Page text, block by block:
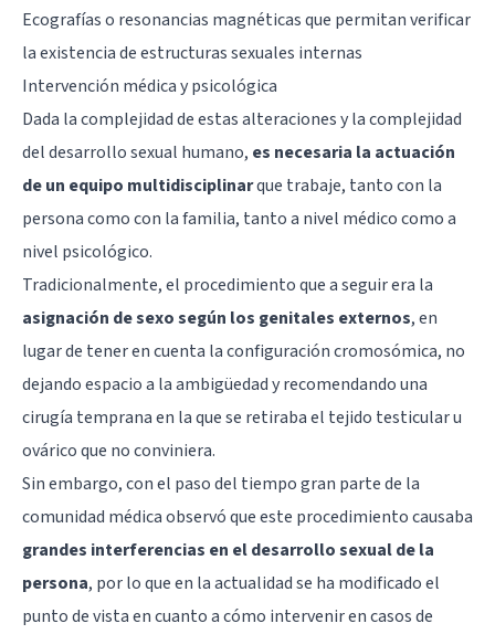
Ecografías o resonancias magnéticas que permitan verificar
la existencia de estructuras sexuales internas
Intervención médica y psicológica
Dada la complejidad de estas alteraciones y la complejidad
del desarrollo sexual humano, es necesaria la actuación
de un equipo multidisciplinarque trabaje, tanto con la
persona como con la familia, tanto a nivel médico como a
nivel psicológico.
Tradicionalmente, el procedimiento que a seguir era la
asignación de sexo según los genitales externos, en
lugar de tener en cuenta la configuración cromosómica, no
dejando espacio a la ambigüedad y recomendando una
cirugía temprana en la que se retiraba el tejido testicular u
ovárico que no conviniera.
Sin embargo, con el paso del tiempo gran parte de la
comunidad médica observó que este procedimiento causaba
grandes interferencias en el desarrollo sexual de la
persona, por lo que en la actualidad se ha modificado el
punto de vista en cuanto a cómo intervenir en casos de